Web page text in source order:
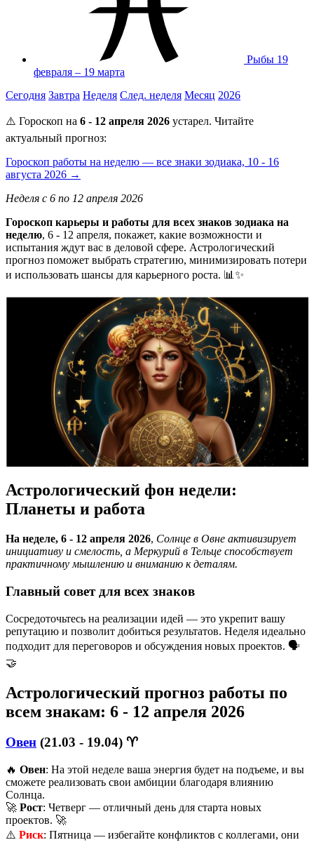
Рыбы 19
февраля – 19 марта
Сегодня Завтра Неделя След. неделя Месяц 2026
⚠️ Гороскоп на 6 - 12 апреля 2026 устарел. Читайте
актуальный прогноз:
Гороскоп работы на неделю — все знаки зодиака, 10 - 16
августа 2026 →
Неделя с 6 по 12 апреля 2026
Гороскоп карьеры и работы для всех знаков зодиака на
неделю, 6 - 12 апреля, покажет, какие возможности и
испытания ждут вас в деловой сфере. Астрологический
прогноз поможет выбрать стратегию, минимизировать потери
и использовать шансы для карьерного роста. 📊✨
Астрологический фон недели:
Планеты и работа
На неделе, 6 - 12 апреля 2026, Солнце в Овне активизирует
инициативу и смелость, а Меркурий в Тельце способствует
практичному мышлению и вниманию к деталям.
Главный совет для всех знаков
Сосредоточьтесь на реализации идей — это укрепит вашу
репутацию и позволит добиться результатов. Неделя идеально
подходит для переговоров и обсуждения новых проектов. 🗣️
🤝
Астрологический прогноз работы по
всем знакам: 6 - 12 апреля 2026
Овен (21.03 - 19.04) ♈️
🔥 Овен: На этой неделе ваша энергия будет на подъеме, и вы
сможете реализовать свои амбиции благодаря влиянию
Солнца.
🚀 Рост: Четверг — отличный день для старта новых
проектов. 🚀
⚠️ Риск: Пятница — избегайте конфликтов с коллегами, они